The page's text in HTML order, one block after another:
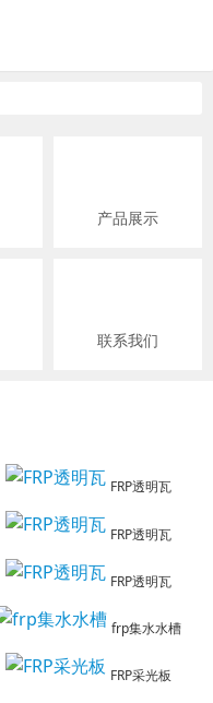
产品展示
联系我们
FRP透明瓦
FRP透明瓦
FRP透明瓦
frp集水水槽
FRP采光板